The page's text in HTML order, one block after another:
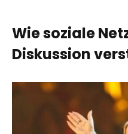
Wie soziale
Diskussion